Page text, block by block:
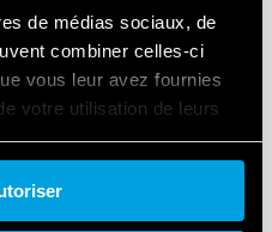
de médias sociaux, de
combiner celles-ci
vous leur avez fournies
votre utilisation de leurs